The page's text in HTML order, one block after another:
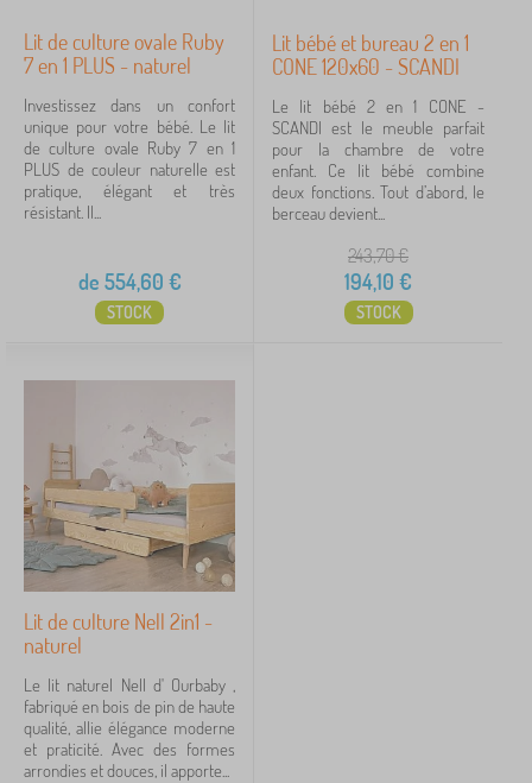
Lit de culture ovale Ruby
7 en 1 PLUS - naturel
Investissez dans un confort
unique pour votre bébé. Le lit
de culture ovale Ruby 7 en 1
PLUS de couleur naturelle est
pratique, élégant et très
résistant. Il...
de 554,60 €
STOCK
Lit bébé et bureau 2 en 1
CONE 120x60 - SCANDI
Le lit bébé 2 en 1 CONE -
SCANDI est le meuble parfait
pour la chambre de votre
enfant. Ce lit bébé combine
deux fonctions. Tout d’abord, le
berceau devient...
243,70€
194,10 €
STOCK
Lit de culture Nell 2in1 -
naturel
Le lit naturel Nell d' Ourbaby ,
fabriqué en bois de pin de haute
qualité, allie élégance moderne
et praticité. Avec des formes
arrondies et douces, il apporte...